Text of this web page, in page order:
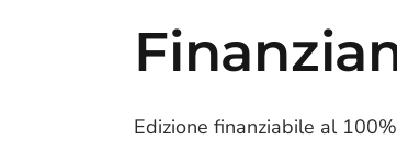
Edizione finanziabile al